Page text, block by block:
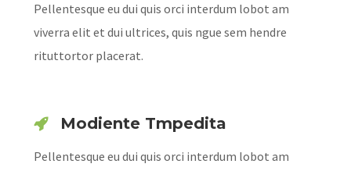
Pellentesque eu dui quis orci interdum lobot am
viverra elit et dui ultrices, quis ngue sem hendre
rituttortor placerat.
Modiente Tmpedita
Pellentesque eu dui quis orci interdum lobot am